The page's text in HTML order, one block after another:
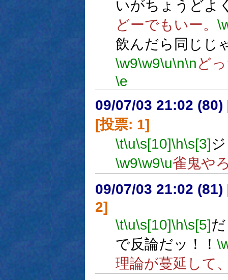
いがちょうどよ
どーでもいー。
飲んだら同じじ
\w9\w9\u\n\nど
\e
09/07/03 21:02 (80)
[投票: 1]
\t\u\s[10]\h\s[3]
\w9\w9\u雀鬼や
09/07/03 21:02 (81)
2]
\t\u\s[10]\h\s[5]
で反論だッ！！
理論が蔓延して